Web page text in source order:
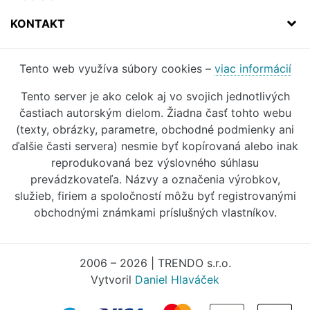
KONTAKT
Tento web využíva súbory cookies – viac informácií
Tento server je ako celok aj vo svojich jednotlivých
častiach autorským dielom. Žiadna časť tohto webu
(texty, obrázky, parametre, obchodné podmienky ani
ďalšie časti servera) nesmie byť kopírovaná alebo inak
reprodukovaná bez výslovného súhlasu
prevádzkovateľa. Názvy a označenia výrobkov,
služieb, firiem a spoločností môžu byť registrovanými
obchodnými známkami príslušných vlastníkov.
2006 – 2026 | TRENDO s.r.o.
Vytvoril Daniel Hlaváček